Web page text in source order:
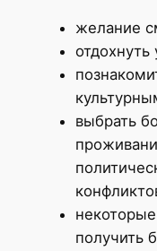
желание
выбрать
получить